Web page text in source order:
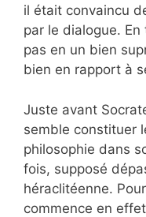
il était convaincu
par le dialogue.
pas en un bien
bien en rapport à
Juste avant
semble constituer
philosophie dans
fois, supposé
héraclitéenne.
commence en